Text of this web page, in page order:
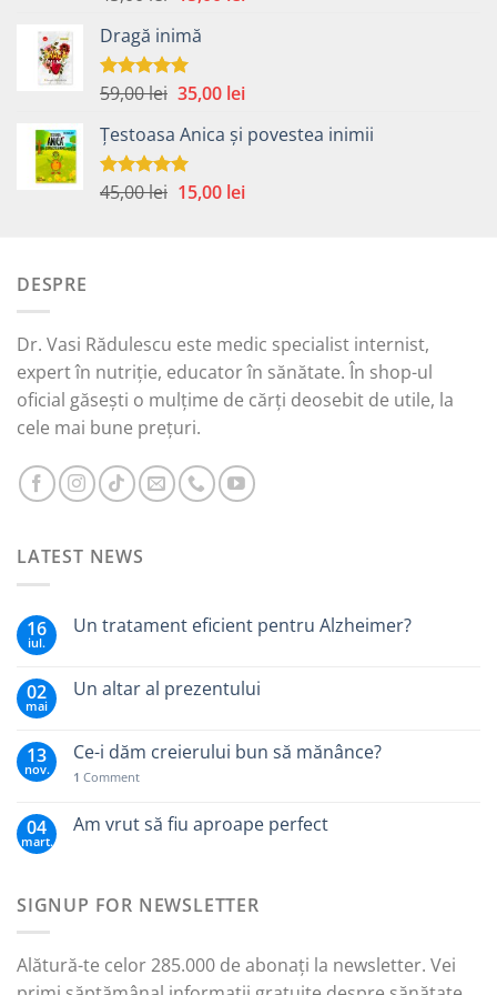
a
fost:
45,00 lei.
Dragă inimă
Evaluat la
59,00lei Prețul
a
fost:
59,00 lei.
35,00 leiPrețul
este:
Țestoasa Anica și povestea inimii
Evaluat la
45,00lei Prețul
15,00 leiPrețul
DESPRE
Dr. Vasi Rădulescu este medic specialist internist,
expert în nutriție, educator în sănătate. În shop-ul
oficial găsești o mulțime de cărți deosebit de utile, la
cele mai bune prețuri.
LATEST NEWS
16
iul.
Un tratament eficient pentru Alzheimer?
02
mai
Un altar al prezentului
13
nov.
Ce-i dăm creierului bun să mănânce?
1 Comment
04
mart.
Am vrut să fiu aproape perfect
SIGNUP FOR NEWSLETTER
Alătură-te celor 285.000 de abonați la newsletter. Vei